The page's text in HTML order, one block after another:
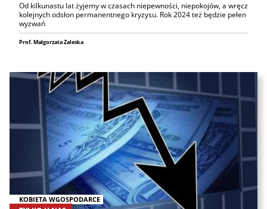
Od kilkunastu lat żyjemy w czasach niepewności, niepokojów, a wręcz
kolejnych odsłon permanentnego kryzysu. Rok 2024 też będzie pełen
wyzwań
Prof. Małgorzata Zaleska
KOBIETA WGOSPODARCE